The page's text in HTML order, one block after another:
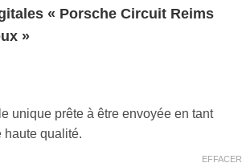
Porsche Circuit Reims
»
unique prête à être envoyée en tant
haute qualité.
EFFACER